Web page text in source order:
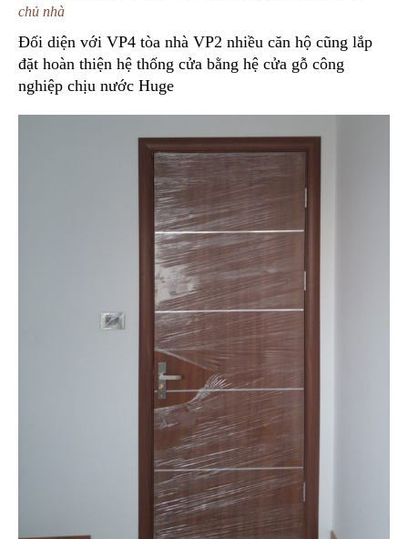
chủ nhà
Đối diện với VP4 tòa nhà VP2 nhiều căn hộ cũng lắp
đặt hoàn thiện hệ thống cửa bằng hệ cửa gỗ công
nghiệp chịu nước Huge